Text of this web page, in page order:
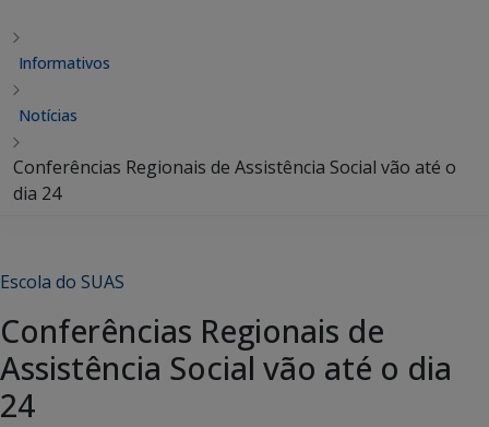
Informativos
Notícias
Conferências Regionais de Assistência Social vão até o
dia 24
Escola do SUAS
Conferências Regionais de
Assistência Social vão até o dia
24